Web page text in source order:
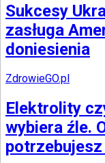
Sukcesy
zasługa
doniesienia
ZdrowieGO.pl
Elektrolity
wybiera źle.
potrzebujesz